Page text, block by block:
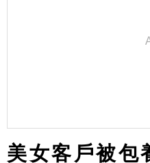
美女客戶被包